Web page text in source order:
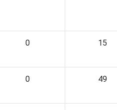
0 15
0 49